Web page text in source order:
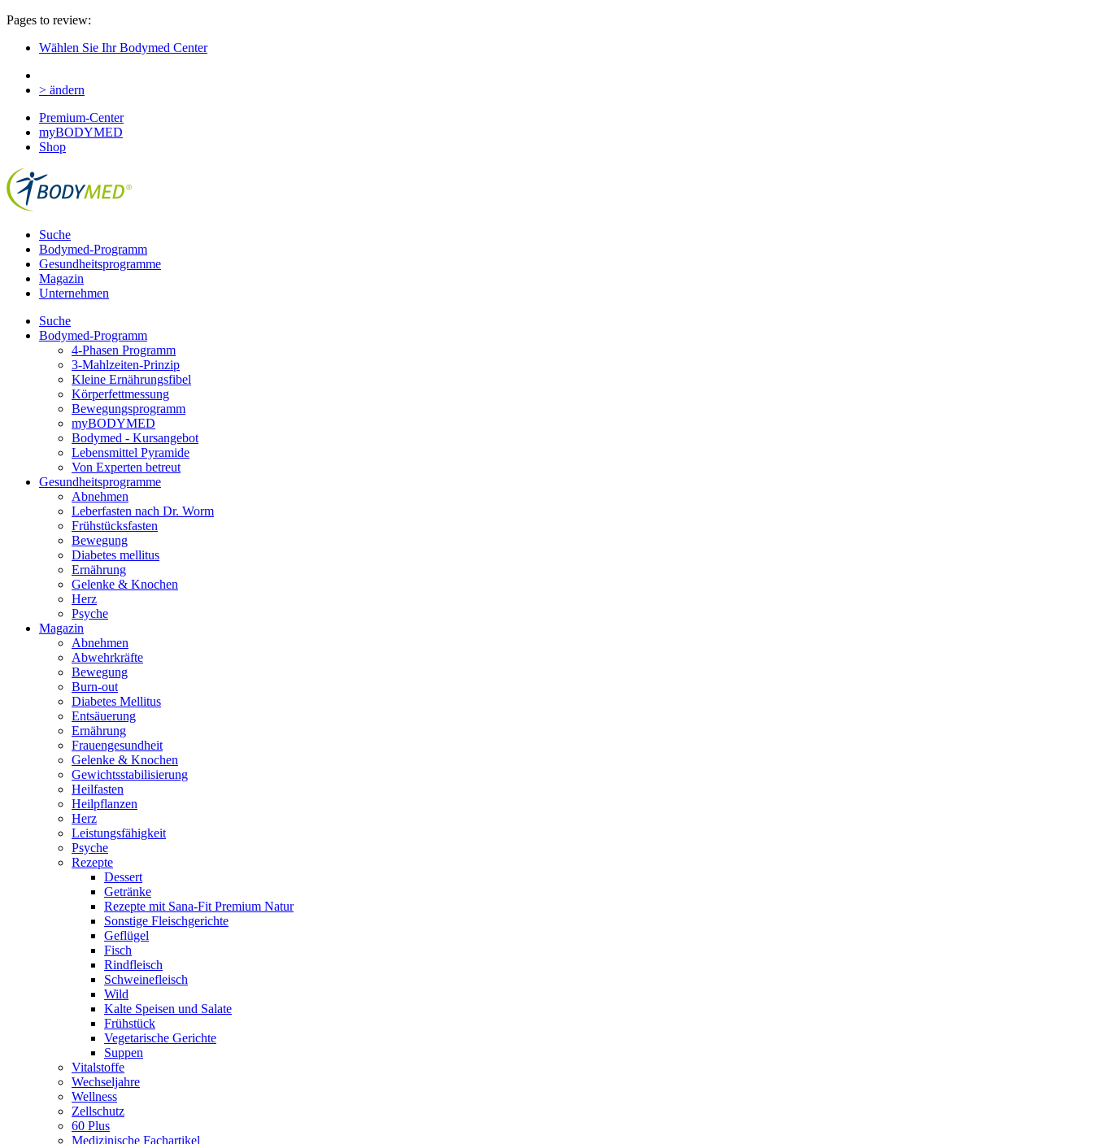
Pages to review:
Wählen Sie Ihr Bodymed Center
> ändern
Premium-Center
myBODYMED
Shop
Suche
Bodymed-Programm
Gesundheitsprogramme
Magazin
Unternehmen
Suche
Bodymed-Programm
4-Phasen Programm
3-Mahlzeiten-Prinzip
Kleine Ernährungsfibel
Körperfettmessung
Bewegungsprogramm
myBODYMED
Bodymed - Kursangebot
Lebensmittel Pyramide
Von Experten betreut
Gesundheitsprogramme
Abnehmen
Leberfasten nach Dr. Worm
Frühstücksfasten
Bewegung
Diabetes mellitus
Ernährung
Gelenke & Knochen
Herz
Psyche
Magazin
Abnehmen
Abwehrkräfte
Bewegung
Burn-out
Diabetes Mellitus
Entsäuerung
Ernährung
Frauengesundheit
Gelenke & Knochen
Gewichtsstabilisierung
Heilfasten
Heilpflanzen
Herz
Leistungsfähigkeit
Psyche
Rezepte
Dessert
Getränke
Rezepte mit Sana-Fit Premium Natur
Sonstige Fleischgerichte
Geflügel
Fisch
Rindfleisch
Schweinefleisch
Wild
Kalte Speisen und Salate
Frühstück
Vegetarische Gerichte
Suppen
Vitalstoffe
Wechseljahre
Wellness
Zellschutz
60 Plus
Medizinische Fachartikel